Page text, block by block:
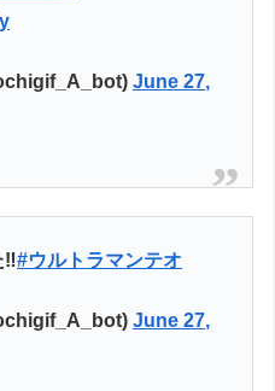
June 27,
‼️#ウルトラマンテオ
June 27,